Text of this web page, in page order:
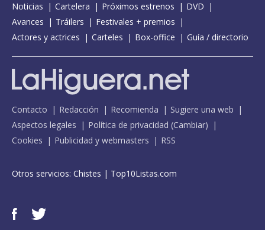
Noticias Cartelera Próximos estrenos
DVD
Avances
Tráilers
Festivales + premios
Actores y actrices
Carteles Box-office Guía / directorio
Contacto Redacción Recomienda
Sugiere una web
Aspectos legales
Política de privacidad (Cambiar)
Cookies
Publicidad y webmasters RSS
Otros servicios: Chistes | Top10Listas.com